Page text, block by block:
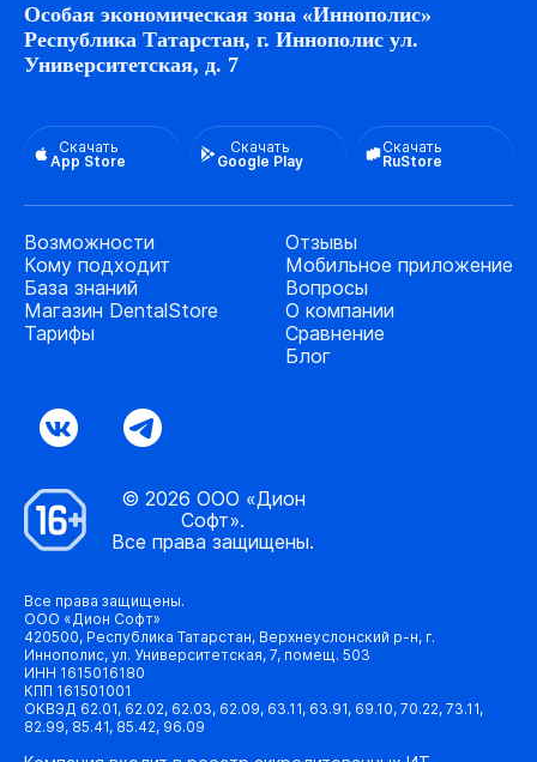
Особая экономическая зона «Иннополис»
Республика Татарстан, г. Иннополис ул.
Университетская, д. 7
Скачать
App Store
Скачать
Google Play
Скачать
RuStore
Возможности
Кому подходит
База знаний
Магазин DentalStore
Тарифы
Отзывы
Мобильное приложение
Вопросы
О компании
Сравнение
Блог
© 2026 ООО «Дион
Софт».
Все права защищены.
Все права защищены.
ООО «Дион Софт»
420500, Республика Татарстан, Верхнеуслонский р-н, г.
Иннополис, ул. Университетская, 7, помещ. 503
ИНН 1615016180
КПП 161501001
ОКВЭД 62.01, 62.02, 62.03, 62.09, 63.11, 63.91, 69.10, 70.22, 73.11,
82.99, 85.41, 85.42, 96.09